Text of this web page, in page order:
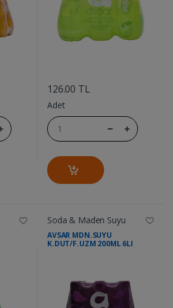
126.00 TL
Adet
Soda & Maden Suyu
AVSAR MDN.SUYU
K.DUT/F.UZM 200ML 6LI